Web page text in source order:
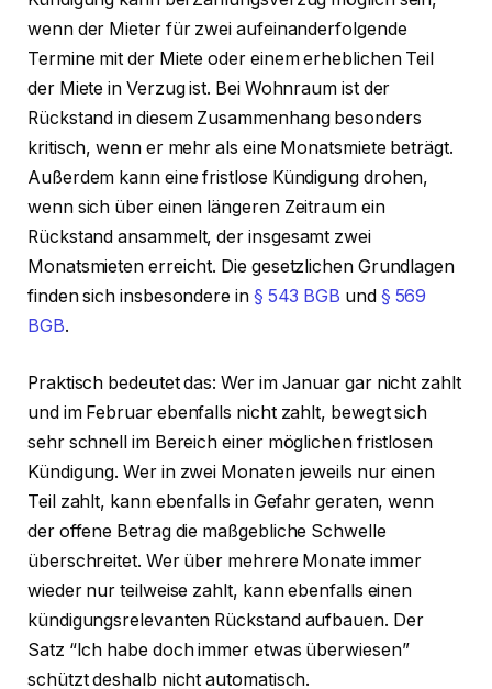
wenn der Mieter für zwei aufeinanderfolgende
Termine mit der Miete oder einem erheblichen Teil
der Miete in Verzug ist. Bei Wohnraum ist der
Rückstand in diesem Zusammenhang besonders
kritisch, wenn er mehr als eine Monatsmiete beträgt.
Außerdem kann eine fristlose Kündigung drohen,
wenn sich über einen längeren Zeitraum ein
Rückstand ansammelt, der insgesamt zwei
Monatsmieten erreicht. Die gesetzlichen Grundlagen
finden sich insbesondere in § 543 BGB und § 569
BGB.
Praktisch bedeutet das: Wer im Januar gar nicht zahlt
und im Februar ebenfalls nicht zahlt, bewegt sich
sehr schnell im Bereich einer möglichen fristlosen
Kündigung. Wer in zwei Monaten jeweils nur einen
Teil zahlt, kann ebenfalls in Gefahr geraten, wenn
der offene Betrag die maßgebliche Schwelle
überschreitet. Wer über mehrere Monate immer
wieder nur teilweise zahlt, kann ebenfalls einen
kündigungsrelevanten Rückstand aufbauen. Der
Satz “Ich habe doch immer etwas überwiesen”
schützt deshalb nicht automatisch.